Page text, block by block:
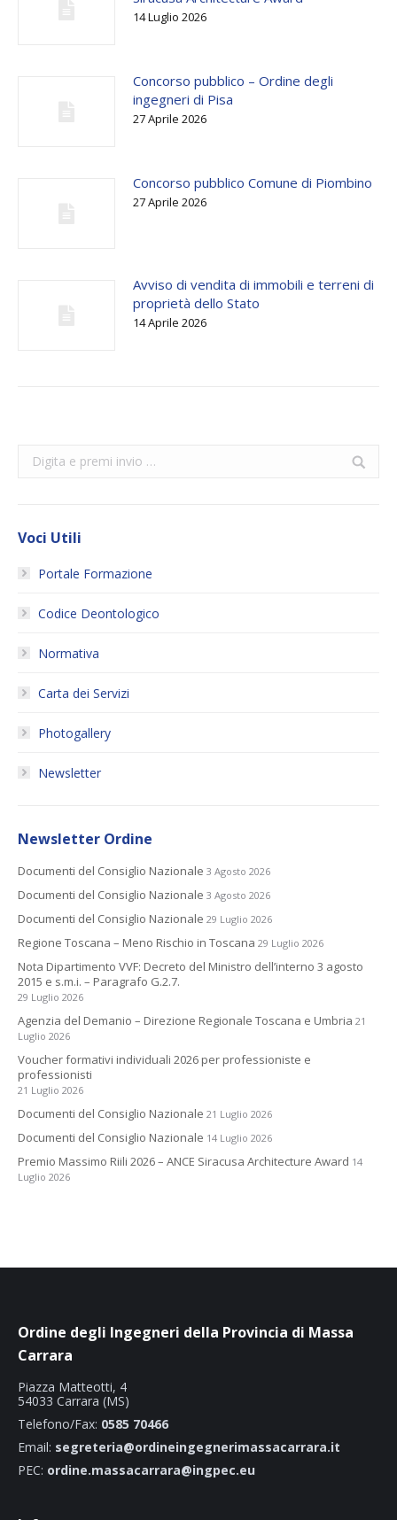
14 Luglio 2026
Concorso pubblico – Ordine degli
ingegneri di Pisa
27 Aprile 2026
Concorso pubblico Comune di Piombino
27 Aprile 2026
Avviso di vendita di immobili e terreni di
proprietà dello Stato
14 Aprile 2026
Search:
Voci Utili
Portale Formazione
Codice Deontologico
Normativa
Carta dei Servizi
Photogallery
Newsletter
Newsletter Ordine
Documenti del Consiglio Nazionale 3 Agosto 2026
Documenti del Consiglio Nazionale 3 Agosto 2026
Documenti del Consiglio Nazionale 29 Luglio 2026
Regione Toscana – Meno Rischio in Toscana 29 Luglio 2026
Nota Dipartimento VVF: Decreto del Ministro dell’interno 3 agosto
2015 e s.m.i. – Paragrafo G.2.7.
29 Luglio 2026
Agenzia del Demanio – Direzione Regionale Toscana e Umbria 21
Luglio 2026
Voucher formativi individuali 2026 per professioniste e
professionisti
21 Luglio 2026
Documenti del Consiglio Nazionale 21 Luglio 2026
Documenti del Consiglio Nazionale 14 Luglio 2026
Premio Massimo Riili 2026 – ANCE Siracusa Architecture Award 14
Luglio 2026
Ordine degli Ingegneri della Provincia di Massa
Carrara
Piazza Matteotti, 4
54033 Carrara (MS)
Telefono/Fax: 0585 70466
Email: segreteria@ordineingegnerimassacarrara.it
PEC: ordine.massacarrara@ingpec.eu